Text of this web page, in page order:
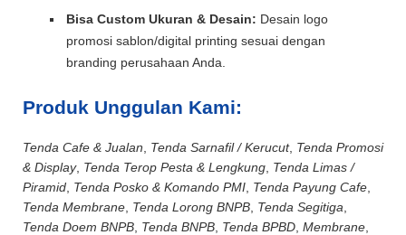
Bisa Custom Ukuran & Desain: Desain logo
promosi sablon/digital printing sesuai dengan
branding perusahaan Anda.
Produk Unggulan Kami:
Tenda Cafe & Jualan Tenda Sarnafil / Kerucut, Tenda Promosi
& Display, Tenda Terop Pesta & Lengkung Tenda Limas /
Piramid Tenda Posko & Komando PMI Tenda Payung Cafe
Tenda Membrane Tenda Lorong BNPB Tenda Segitiga
Tenda Doem BNPB Tenda BNPB Tenda BPBD Membrane